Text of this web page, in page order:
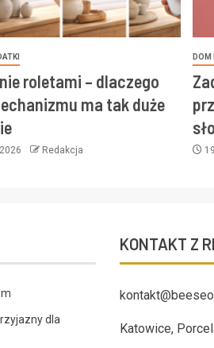
roletami – dlaczego
ma tak duże
Redakcja
DOM
dla
KONTAKT Z
Katowice,